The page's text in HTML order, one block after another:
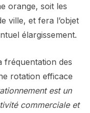
orange, soit les
ville, et fera l’objet
élargissement.
fréquentation des
rotation efficace
est un
commerciale et